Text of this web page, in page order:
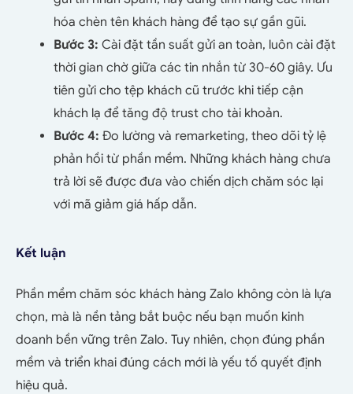
hóa chèn tên khách hàng để tạo sự gần gũi.
Bước 3: Cài đặt tần suất gửi an toàn, luôn cài đặt
thời gian chờ giữa các tin nhắn từ 30-60 giây. Ưu
tiên gửi cho tệp khách cũ trước khi tiếp cận
khách lạ để tăng độ trust cho tài khoản.
Bước 4: Đo lường và remarketing, theo dõi tỷ lệ
phản hồi từ phần mềm. Những khách hàng chưa
trả lời sẽ được đưa vào chiến dịch chăm sóc lại
với mã giảm giá hấp dẫn.
Kết luận
Phần mềm chăm sóc khách hàng Zalo không còn là lựa
chọn, mà là nền tảng bắt buộc nếu bạn muốn kinh
doanh bền vững trên Zalo. Tuy nhiên, chọn đúng phần
mềm và triển khai đúng cách mới là yếu tố quyết định
hiệu quả.